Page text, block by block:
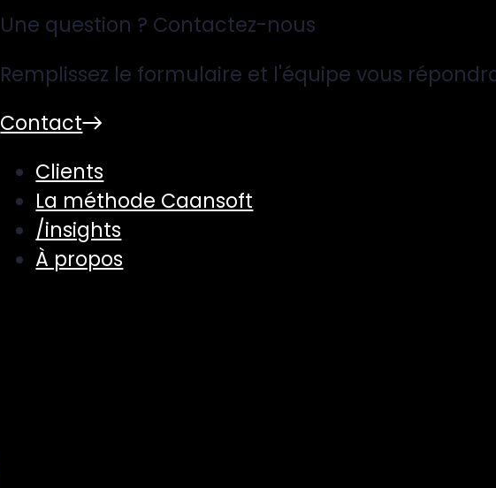
Une question ? Contactez-nous
Remplissez le formulaire et l'équipe vous
Contact
Clients
La méthode Caansoft
/insights
À propos